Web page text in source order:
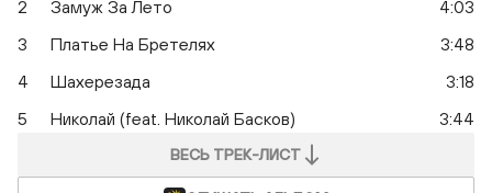
2
Замуж За Лето
4:03
3
Платье На Бретелях
3:48
4
Шахерезада
3:18
5
Николай (feat. Николай Басков) 3:44
ВЕСЬ ТРЕК-ЛИСТ